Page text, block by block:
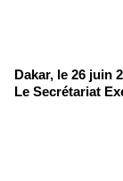
Dakar, le 26 juin
Le Secrétariat